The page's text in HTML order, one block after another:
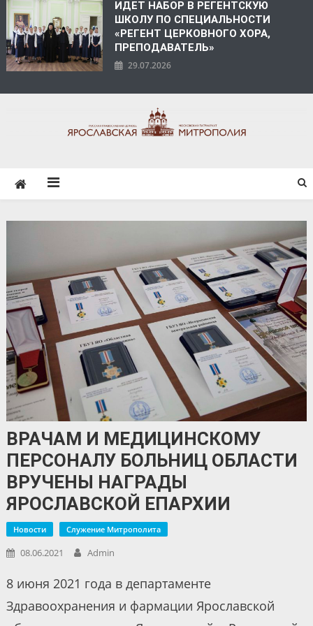
ИДЕТ НАБОР В РЕГЕНТСКУЮ
ШКОЛУ ПО СПЕЦИАЛЬНОСТИ
«РЕГЕНТ ЦЕРКОВНОГО ХОРА,
ПРЕПОДАВАТЕЛЬ»
29.07.2026
ВРАЧАМ И МЕДИЦИНСКОМУ
ПЕРСОНАЛУ БОЛЬНИЦ ОБЛАСТИ
ВРУЧЕНЫ НАГРАДЫ
ЯРОСЛАВСКОЙ ЕПАРХИИ
Новости Служение Митрополита
08.06.2021 Admin
8 июня 2021 года в департаменте
Здравоохранения и фармации Ярославской